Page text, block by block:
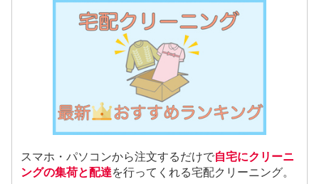
スマホ・パソコンから注文するだけで自宅にクリーニ
ングの集荷と配達を行ってくれる宅配クリーニング。